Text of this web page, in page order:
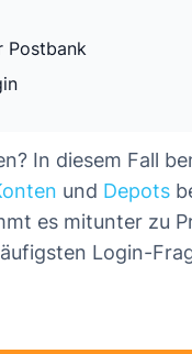
Postbank
In diesem Fall
und Depots
es mitunter zu
Login-